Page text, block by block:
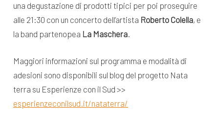
una degustazione di prodotti tipici per poi proseguire
alle 21:30 con un concerto dell’artista Roberto Colella, e
la band partenopea La Maschera.
Maggiori informazioni sul programma e modalità di
adesioni sono disponibili sul blog del progetto Nata
terra su Esperienze con il Sud >>
esperienzeconilsud.it/nataterra/